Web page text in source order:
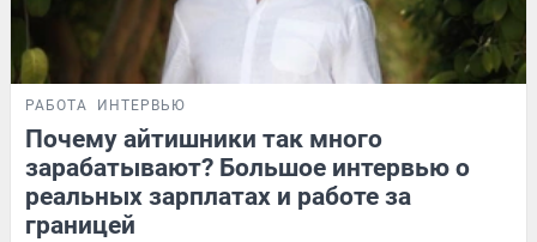
РАБОТА ИНТЕРВЬЮ
Почему айтишники так много
зарабатывают? Большое интервью о
реальных зарплатах и работе за
границей